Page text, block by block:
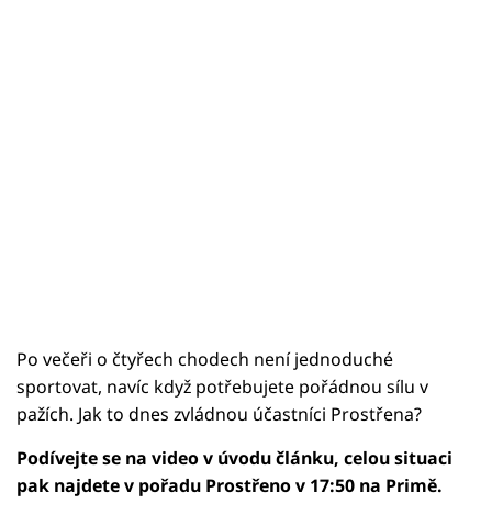
Po večeři o čtyřech chodech není jednoduché
sportovat, navíc když potřebujete pořádnou sílu v
pažích. Jak to dnes zvládnou účastníci Prostřena?
Podívejte se na video v úvodu článku, celou situaci
pak najdete v pořadu Prostřeno v 17:50 na Primě.